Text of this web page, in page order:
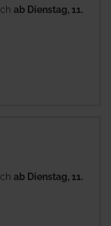
ab Dienstag, 11.
ab Dienstag, 11.